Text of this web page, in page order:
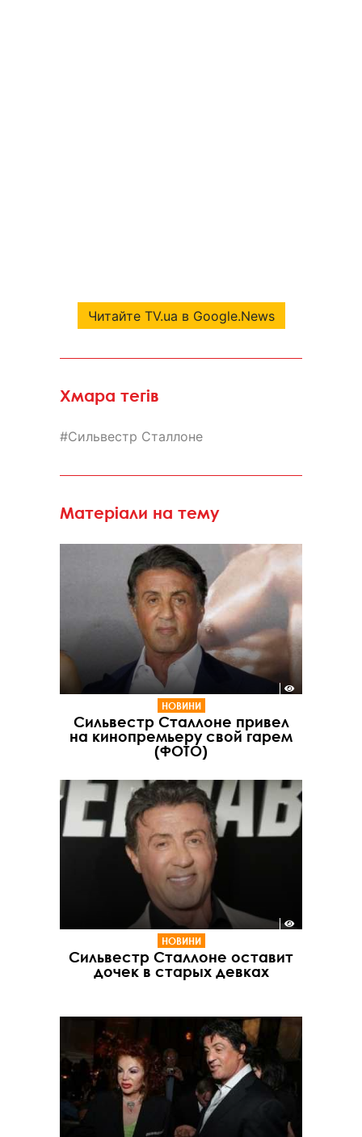
Читайте TV.ua в Google.News
Хмара тегів
Сильвестр Сталлоне
Матеріали на тему
НОВИНИ
Сильвестр Сталлоне привел
на кинопремьеру свой гарем
(ФОТО)
НОВИНИ
Сильвестр Сталлоне оставит
дочек в старых девках